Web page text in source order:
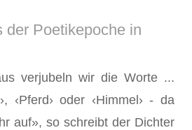
der Poetikepoche in
verjubeln wir die Worte ...
‹Pferd› oder ‹Himmel› - da
auf», so schreibt der Dichter